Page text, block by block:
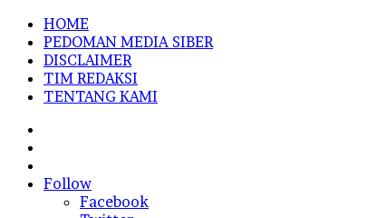
HOME
PEDOMAN MEDIA SIBER
DISCLAIMER
TIM REDAKSI
TENTANG KAMI
In
Follow
Facebook